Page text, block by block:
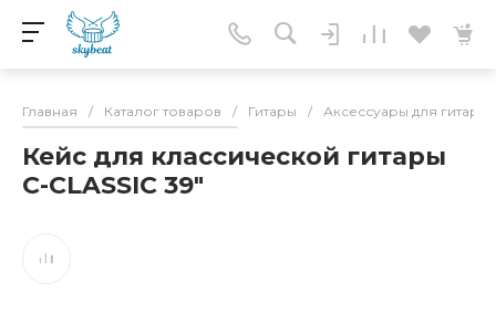
Главная / Каталог товаров / Гитары / Аксессуары для гитар
Кейс для классической гитары
C-CLASSIC 39"